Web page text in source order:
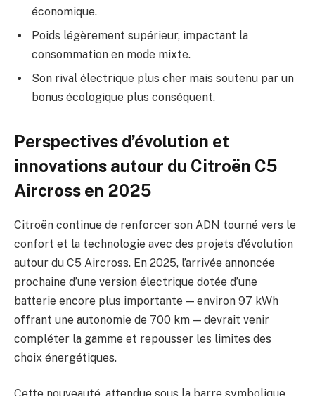
économique.
Poids légèrement supérieur, impactant la
consommation en mode mixte.
Son rival électrique plus cher mais soutenu par un
bonus écologique plus conséquent.
Perspectives d’évolution et
innovations autour du Citroën C5
Aircross en 2025
Citroën continue de renforcer son ADN tourné vers le
confort et la technologie avec des projets d’évolution
autour du C5 Aircross. En 2025, l’arrivée annoncée
prochaine d’une version électrique dotée d’une
batterie encore plus importante — environ 97 kWh
offrant une autonomie de 700 km — devrait venir
compléter la gamme et repousser les limites des
choix énergétiques.